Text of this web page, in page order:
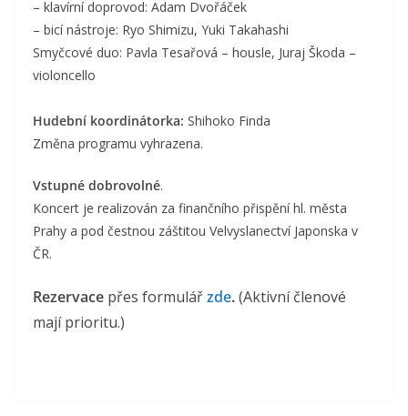
– klavírní doprovod: Adam Dvořáček
– bicí nástroje: Ryo Shimizu, Yuki Takahashi
Smyčcové duo: Pavla Tesařová – housle, Juraj Škoda –
violoncello
Hudební koordinátorka: Shihoko Finda
Změna programu vyhrazena.
Vstupné dobrovolné.
Koncert je realizován za finančního přispění hl. města
Prahy a pod čestnou záštitou Velvyslanectví Japonska v
ČR.
Rezervace přes formulářzde.(Aktivní členové
mají prioritu.)